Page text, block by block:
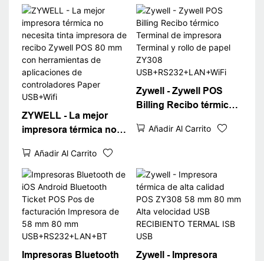
Impresora POS 260
mm/s Prora de alta
velocidad USB+BT
80 mm 58 mm POS80
USB
ZYWELL - La mejor
impresora térmica no
impresora de recibo
Zywell POS 80 mm con
herramientas de
aplicaciones de
controladores Paper
USB+Wifi
Añadir Al Carrito
Zywell - Zywell POS
Billing Recibo térmico
Terminal y rollo de
Añadir Al Carrito
Impresoras Bluetooth
Zywell - Impresora